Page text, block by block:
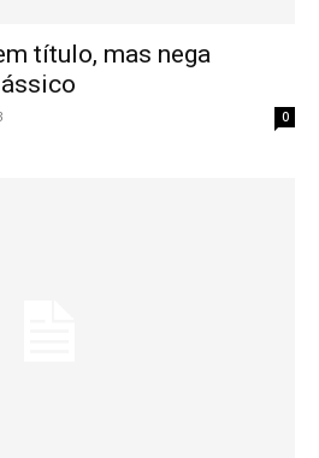
título, mas nega
0